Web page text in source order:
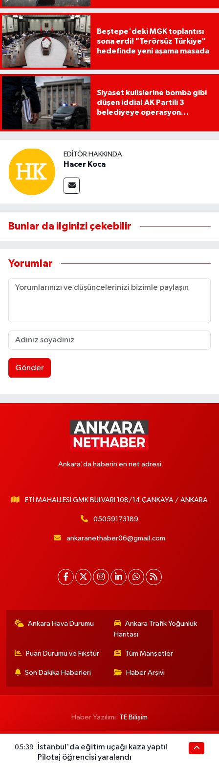
Beştepe'deki MGK toplantısı
sona erdi! "Terörsüz Türkiye"
hedefinde yeni aşama masada
Siyaset kulislerine bomba gibi
düşen iddia! AK Partili 3
belediyeye operasyon
EDITÖR HAKKINDA
Hacer Koca
Bunlar da ilginizi çekebilir
Yorumlar
Gönder
Ankara'da haberin en net adresi
ETİ MAHALLESİ GMK BULVARI 108/14 ÇANKAYA / ANKARA
05059173189
ankaranethaber06@gmail.com
Ankara Hava Durumu
Ankara Trafik Yoğunluk
Haritası
Puan Durumu ve Fikstür Tüm Manşetler
Son Dakika Haberleri Haber Arşivi
Haber Yazılımı: TE Bilişim
05:39
İstanbul'da eğitim uçağı kaza yaptı!
Pilotaj öğrencisi yaralandı